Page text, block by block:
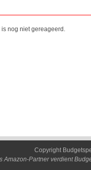
is nog niet gereageerd.
Copyright
Amazon-Partner verdient